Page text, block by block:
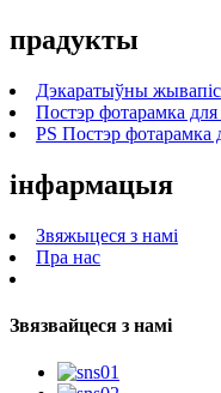
прадукты
Дэкаратыўны жывапіс
Постэр фотарамка
PS Постэр фотарамка
інфармацыя
Звяжыцеся з намі
Пра нас
Звязвайцеся з намі